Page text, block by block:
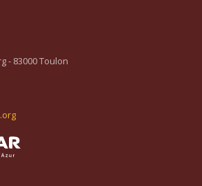
- 83000 Toulon